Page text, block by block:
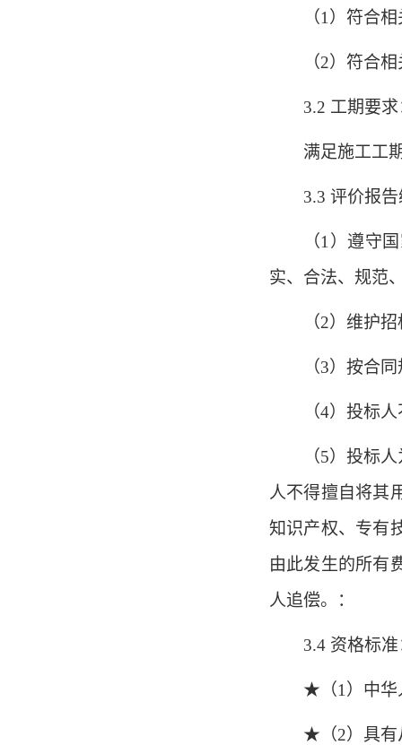
（1）符合
（2）符合
3.2 工期要
满足施工工
3.3 评价报
（1）遵守
实、合法、规范
（2）维护
（3）按合
（4）投标
（5）投标
人不得擅自将其
知识产权、专有
由此发生的所有
人追偿。：
3.4 资格标
★（1）中华
★（2）具有